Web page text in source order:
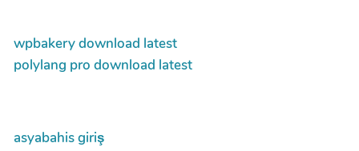
wpbakery download latest
polylang pro download latest
asyabahis giriş